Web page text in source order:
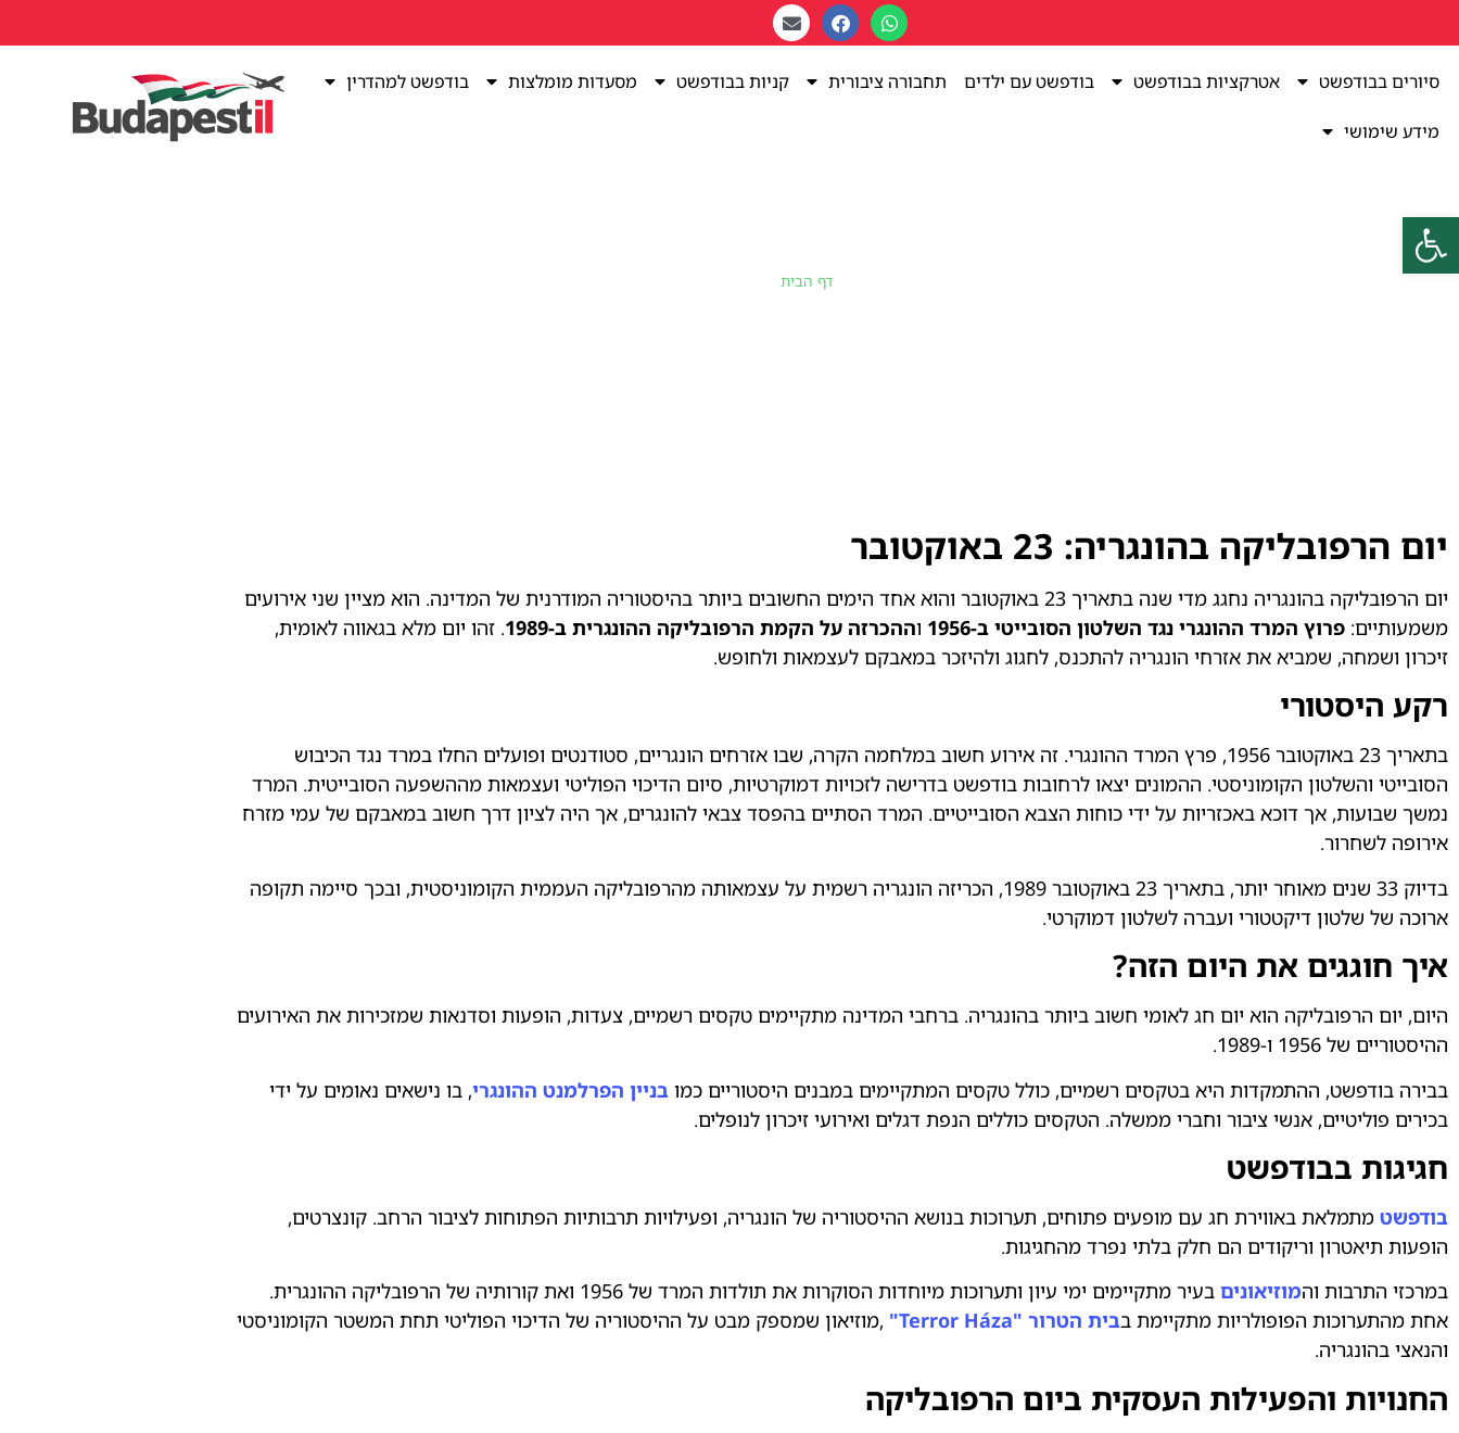
פתח סרגל נגישות
סיורים בבודפשט אטרקציות בבודפשט בודפשט עם ילדים תחבורה ציבורית קניות בבודפשט מסעדות מומלצות בודפשט למהדרין
מידע שימושי
דף הבית
יום הרפובליקה בהונגריה: 23 באוקטובר
יום הרפובליקה בהונגריה נחגג מדי שנה בתאריך 23 באוקטובר והוא אחד הימים החשובים ביותר בהיסטוריה המודרנית של המדינה. הוא מציין שני אירועים
משמעותיים: פרוץ המרד ההונגרי נגד השלטון הסובייטי ב-1956 וההכרזה על הקמת הרפובליקה ההונגרית ב-1989
. זהו יום מלא בגאווה לאומית,
זיכרון ושמחה, שמביא את אזרחי הונגריה להתכנס, לחגוג ולהיזכר במאבקם לעצמאות ולחופש.
רקע היסטורי
בתאריך 23 באוקטובר 1956, פרץ המרד ההונגרי. זה אירוע חשוב במלחמה הקרה, שבו אזרחים הונגריים, סטודנטים ופועלים החלו במרד נגד הכיבוש
הסובייטי והשלטון הקומוניסטי. ההמונים יצאו לרחובות בודפשט בדרישה לזכויות דמוקרטיות, סיום הדיכוי הפוליטי ועצמאות מההשפעה הסובייטית. המרד
נמשך שבועות, אך דוכא באכזריות על ידי כוחות הצבא הסובייטיים. המרד הסתיים בהפסד צבאי להונגרים, אך היה לציון דרך חשוב במאבקם של עמי מזרח
אירופה לשחרור.
בדיוק 33 שנים מאוחר יותר, בתאריך 23 באוקטובר 1989, הכריזה הונגריה רשמית על עצמאותה מהרפובליקה העממית הקומוניסטית, ובכך סיימה תקופה
ארוכה של שלטון דיקטטורי ועברה לשלטון דמוקרטי.
איך חוגגים את היום הזה?
היום, יום הרפובליקה הוא יום חג לאומי חשוב ביותר בהונגריה. ברחבי המדינה מתקיימים טקסים רשמיים, צעדות, הופעות וסדנאות שמזכירות את האירועים
ההיסטוריים של 1956 ו-1989.
בבירה בודפשט, ההתמקדות היא בטקסים רשמיים, כולל טקסים המתקיימים במבנים היסטוריים כמו בניין הפרלמנט ההונגרי, בו נישאים נאומים על ידי
בכירים פוליטיים, אנשי ציבור וחברי ממשלה. הטקסים כוללים הנפת דגלים ואירועי זיכרון לנופלים.
חגיגות בבודפשט
בודפשט מתמלאת באווירת חג עם מופעים פתוחים, תערוכות בנושא ההיסטוריה של הונגריה, ופעילויות תרבותיות הפתוחות לציבור הרחב. קונצרטים,
הופעות תיאטרון וריקודים הם חלק בלתי נפרד מהחגיגות.
במרכזי התרבות והמוזיאונים
בעיר מתקיימים ימי עיון ותערוכות מיוחדות הסוקרות את תולדות המרד של 1956 ואת קורותיה של הרפובליקה ההונגרית.
אחת מהתערוכות הפופולריות מתקיימת בבית הטרור "Terror Háza"
,מוזיאון שמספק מבט על ההיסטוריה של הדיכוי הפוליטי תחת המשטר הקומוניסטי
והנאצי בהונגריה.
החנויות והפעילות העסקית ביום הרפובליקה